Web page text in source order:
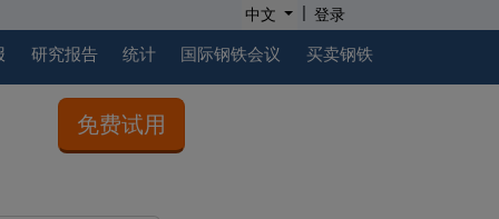
中文 | 登录
研究报告 统计 国际钢铁会议 买卖钢铁
免费试用